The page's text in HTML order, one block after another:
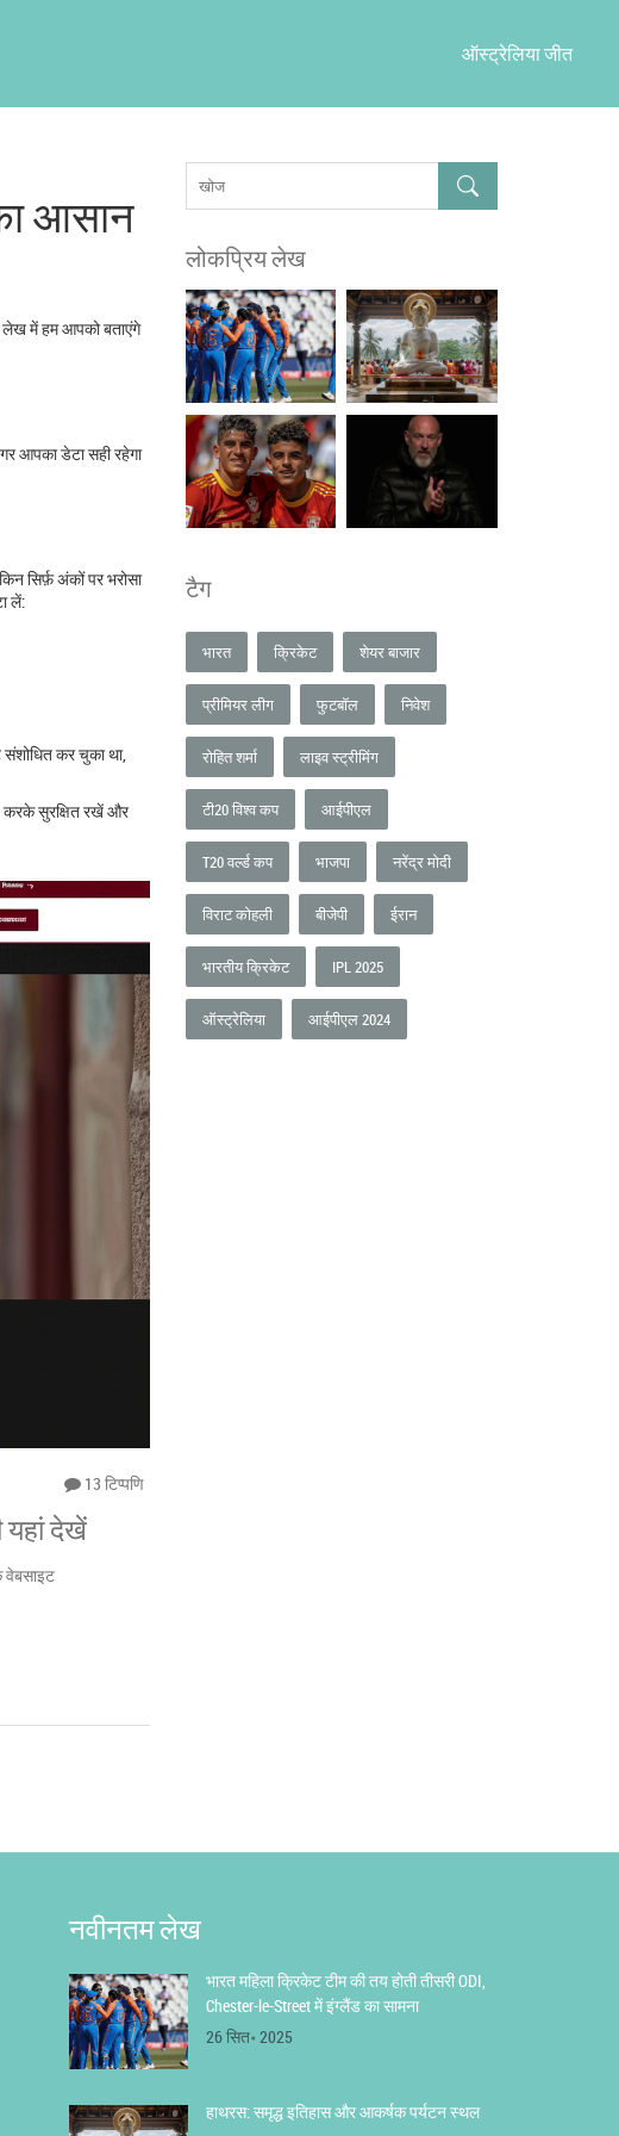
ऑस्ट्रेलिया जीत
आसान
लेख में हम आपको बताएंगे
आपका डेटा सही रहेगा
सिर्फ़ अंकों पर भरोसा
लें:
संशोधित कर चुका था,
करके सुरक्षित रखें और
13 टिप्पणि
यहां देखें
वेबसाइट
लोकप्रिय लेख
टैग
भारत क्रिकेट शेयर बाजार
प्रीमियर लीग फुटबॉल निवेश
रोहित शर्मा लाइव स्ट्रीमिंग
टी20 विश्व कप आईपीएल
T20 वर्ल्ड कप भाजपा नरेंद्र मोदी
विराट कोहली बीजेपी ईरान
भारतीय क्रिकेट IPL 2025
ऑस्ट्रेलिया आईपीएल 2024
नवीनतम लेख
भारत महिला क्रिकेट टीम की तय होती तीसरी ODI,
Chester-le-Street में इंग्लैंड का सामना
26 सित॰ 2025
हाथरस: समृद्ध इतिहास और आकर्षक पर्यटन स्थल